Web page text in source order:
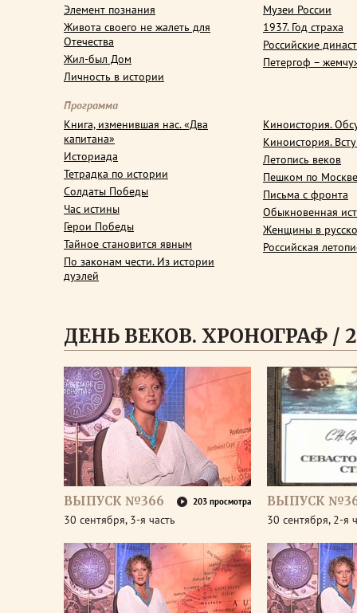
Элемент познания
Живота своего не жалеть для
Отечества
Жил-был Дом
Личность в истории
Музеи России
1937. Год страха
Российские
Петергоф –
Программа
Книга, изменившая нас. «Два
капитана»
Историада
Тетрадка по истории
Солдаты Победы
Час истины
Герои Победы
Тайное становится явным
По законам чести. Из истории
дуэлей
Киноистория.
Киноистория.
Летопись веков
Пешком по Москве
Письма с фронта
Обыкновенная
Женщины в
Российская
ДЕНЬ ВЕКОВ. ХРОНОГРАФ /
ВЫПУСК №366 203 просмотра
30 сентября, 3-я часть
ВЫПУСК
30 сентября, 2-я